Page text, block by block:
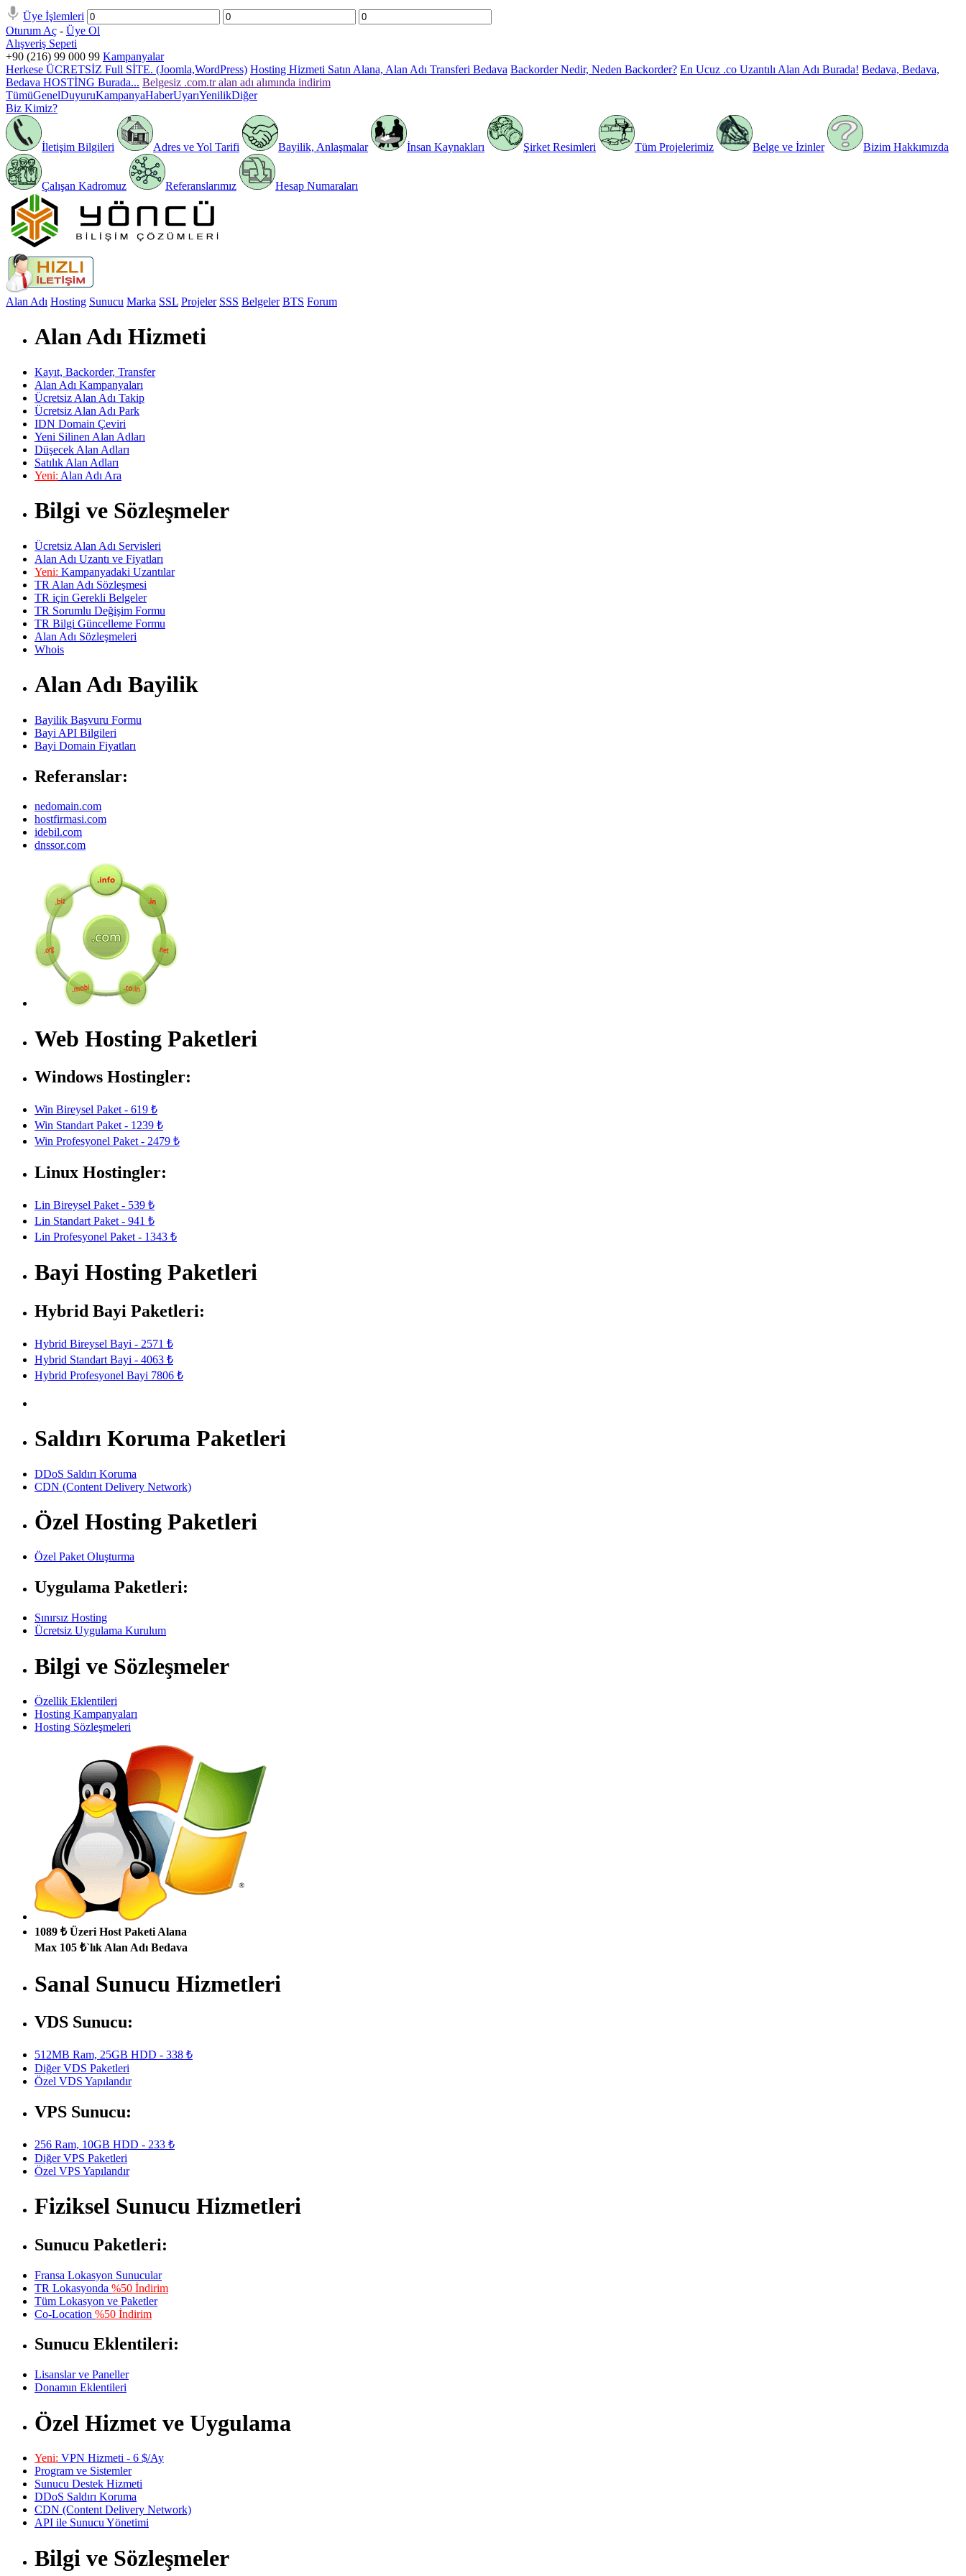
Üye İşlemleri
Oturum Aç - Üye Ol
Alışveriş Sepeti
+90 (216) 99 000 99 Kampanyalar
Herkese ÜCRETSİZ Full SİTE. (Joomla,WordPress) Hosting Hizmeti Satın Alana, Alan Adı Transferi Bedava Backorder Nedir, Neden Backorder? En Ucuz .co Uzantılı Alan Adı Burada! Bedava, Bedava,
Bedava HOSTİNG Burada... Belgesiz .com.tr alan adı alımında indirim
TümüGenelDuyuruKampanyaHaberUyarıYenilikDiğer
Biz Kimiz?
İletişim Bilgileri Adres ve Yol Tarifi Bayilik, Anlaşmalar İnsan Kaynakları Şirket Resimleri Tüm Projelerimiz Belge ve İzinler Bizim Hakkımızda
Çalışan Kadromuz Referanslarımız Hesap Numaraları
Alan Adı Hosting Sunucu Marka SSL Projeler SSS Belgeler BTS Forum
Alan Adı Hizmeti
Kayıt, Backorder, Transfer
Alan Adı Kampanyaları
Ücretsiz Alan Adı Takip
Ücretsiz Alan Adı Park
IDN Domain Çeviri
Yeni Silinen Alan Adları
Düşecek Alan Adları
Satılık Alan Adları
Yeni: Alan Adı Ara
Bilgi ve Sözleşmeler
Ücretsiz Alan Adı Servisleri
Alan Adı Uzantı ve Fiyatları
Yeni: Kampanyadaki Uzantılar
TR Alan Adı Sözleşmesi
TR için Gerekli Belgeler
TR Sorumlu Değişim Formu
TR Bilgi Güncelleme Formu
Alan Adı Sözleşmeleri
Whois
Alan Adı Bayilik
Bayilik Başvuru Formu
Bayi API Bilgileri
Bayi Domain Fiyatları
Referanslar:
nedomain.com
hostfirmasi.com
idebil.com
dnssor.com
Web Hosting Paketleri
Windows Hostingler:
Win Bireysel Paket - 619 ₺
Win Standart Paket - 1239 ₺
Win Profesyonel Paket - 2479 ₺
Linux Hostingler:
Lin Bireysel Paket - 539 ₺
Lin Standart Paket - 941 ₺
Lin Profesyonel Paket - 1343 ₺
Bayi Hosting Paketleri
Hybrid Bayi Paketleri:
Hybrid Bireysel Bayi - 2571 ₺
Hybrid Standart Bayi - 4063 ₺
Hybrid Profesyonel Bayi 7806 ₺
Saldırı Koruma Paketleri
DDoS Saldırı Koruma
CDN (Content Delivery Network)
Özel Hosting Paketleri
Özel Paket Oluşturma
Uygulama Paketleri:
Sınırsız Hosting
Ücretsiz Uygulama Kurulum
Bilgi ve Sözleşmeler
Özellik Eklentileri
Hosting Kampanyaları
Hosting Sözleşmeleri
1089 ₺ Üzeri Host Paketi Alana
Max 105 ₺`lık Alan Adı Bedava
Sanal Sunucu Hizmetleri
VDS Sunucu:
512MB Ram, 25GB HDD - 338 ₺
Diğer VDS Paketleri
Özel VDS Yapılandır
VPS Sunucu:
256 Ram, 10GB HDD - 233 ₺
Diğer VPS Paketleri
Özel VPS Yapılandır
Fiziksel Sunucu Hizmetleri
Sunucu Paketleri:
Fransa Lokasyon Sunucular
TR Lokasyonda %50 İndirim
Tüm Lokasyon ve Paketler
Co-Location %50 İndirim
Sunucu Eklentileri:
Lisanslar ve Paneller
Donamın Eklentileri
Özel Hizmet ve Uygulama
Yeni: VPN Hizmeti - 6 $/Ay
Program ve Sistemler
Sunucu Destek Hizmeti
DDoS Saldırı Koruma
CDN (Content Delivery Network)
API ile Sunucu Yönetimi
Bilgi ve Sözleşmeler